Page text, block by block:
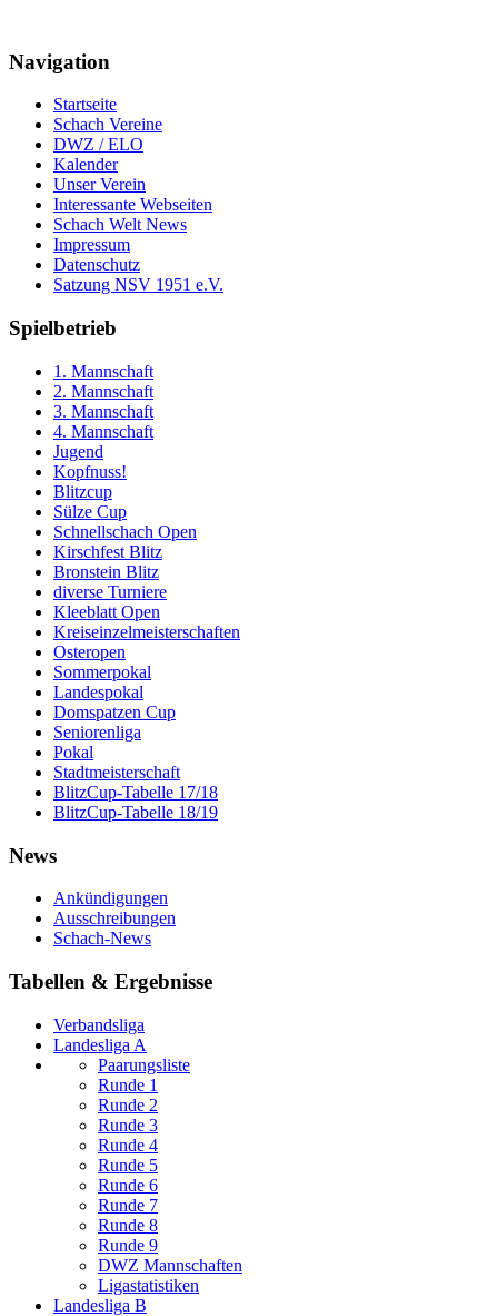
Navigation
Startseite
Schach Vereine
DWZ / ELO
Kalender
Unser Verein
Interessante Webseiten
Schach Welt News
Impressum
Datenschutz
Satzung NSV 1951 e.V.
Spielbetrieb
1. Mannschaft
2. Mannschaft
3. Mannschaft
4. Mannschaft
Jugend
Kopfnuss!
Blitzcup
Sülze Cup
Schnellschach Open
Kirschfest Blitz
Bronstein Blitz
diverse Turniere
Kleeblatt Open
Kreiseinzelmeisterschaften
Osteropen
Sommerpokal
Landespokal
Domspatzen Cup
Seniorenliga
Pokal
Stadtmeisterschaft
BlitzCup-Tabelle 17/18
BlitzCup-Tabelle 18/19
News
Ankündigungen
Ausschreibungen
Schach-News
Tabellen & Ergebnisse
Verbandsliga
Landesliga A
Paarungsliste
Runde 1
Runde 2
Runde 3
Runde 4
Runde 5
Runde 6
Runde 7
Runde 8
Runde 9
DWZ Mannschaften
Ligastatistiken
Landesliga B